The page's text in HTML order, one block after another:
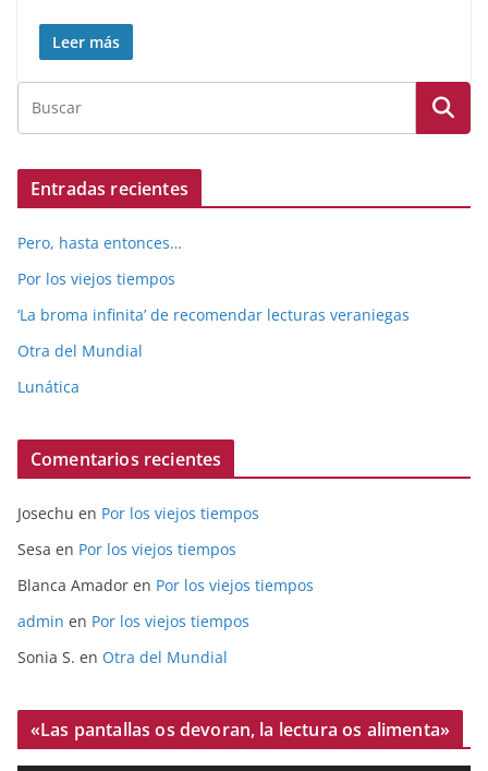
Leer más
Entradas recientes
Pero, hasta entonces…
Por los viejos tiempos
‘La broma infinita’ de recomendar lecturas veraniegas
Otra del Mundial
Lunática
Comentarios recientes
Josechu en Por los viejos tiempos
Sesa en Por los viejos tiempos
Blanca Amador en Por los viejos tiempos
admin en Por los viejos tiempos
Sonia S. en Otra del Mundial
«Las pantallas os devoran, la lectura os alimenta»